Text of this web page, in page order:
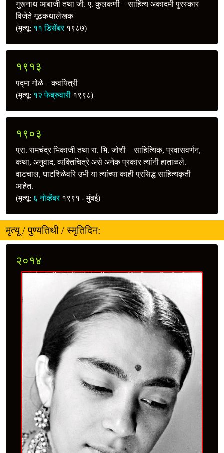
गुरूनाथ आबाजी तथा जी. ए. कुलकर्णी – साहित्य अकादमी पुरस्कार
विजेते गूढकथालेखक
(मृत्यू: ११ डिसेंबर१९८७)
१९१३
पद्मा गोळे – कवयित्री
(मृत्यू: १२ फेब्रुवारी १९९८)
१९०३
प्रा. रामचंद्र भिकाजी तथा रा. भि. जोशी – साहित्यिक, प्रवासवर्णन,
कथा, अनुवाद, व्यक्तिचित्रे असे अनेक प्रकार त्यांनी हाताळले.
वाटचाल, घाटशिळेवरि उभी या त्यांच्या काही प्रसिद्ध साहित्यकृती
आहेत.
(मृत्यू: ६ नोव्हेंबर१९९१ - मुंबई)
मृत्यू / पुण्यतिथी / स्मृतिदिन:
२०१४